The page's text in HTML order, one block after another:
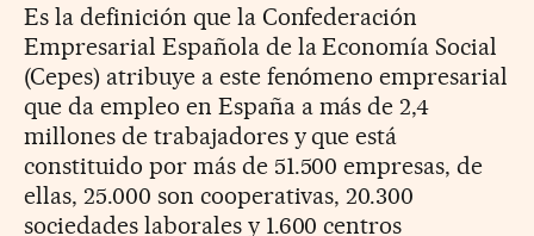
Es la definición que la Confederación
Empresarial Española de la Economía Social
(Cepes) atribuye a este fenómeno empresarial
que da empleo en España a más de 2,4
millones de trabajadores y que está
constituido por más de 51.500 empresas, de
ellas, 25.000 son cooperativas, 20.300
sociedades laborales y 1.600 centros